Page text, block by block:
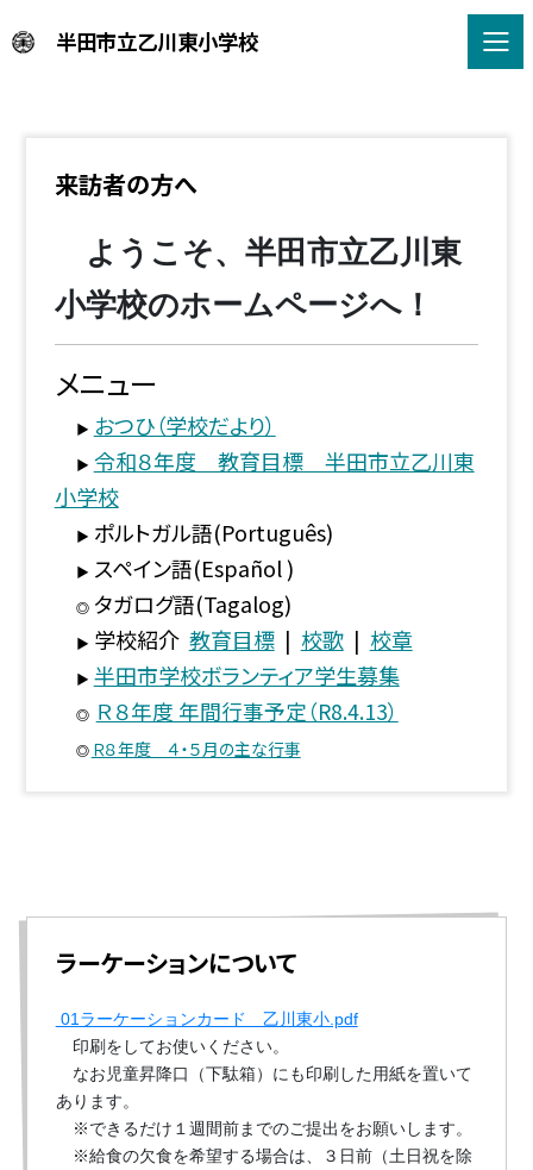
半田市立乙川東小学校
来訪者の方へ
ようこそ、半田市立乙川東
小学校のホームページへ！
メニュー
▶ おつひ（学校だより）
▶ 令和８年度 教育目標 半田市立乙川東
小学校
▶ ポルトガル語(Português)
▶ スペイン語(Español )
◎ タガログ語(Tagalog)
▶ 学校紹介 教育目標| 校歌 | 校章
▶ 半田市学校ボランティア学生募集
◎ Ｒ８年度 年間行事予定（R8.4.13）
◎ Ｒ８年度 ４・５月の主な行事
ラーケーションについて
01ラーケーションカード 乙川東小.pdf
印刷をしてお使いください。
なお児童昇降口（下駄箱）にも印刷した用紙を置いて
あります。
※できるだけ１週間前までのご提出をお願いします。
※給食の欠食を希望する場合は、３日前（土日祝を除